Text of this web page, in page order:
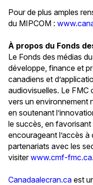
Pour de plus amples
du MIPCOM :
À propos du Fonds
Le Fonds des médias
développe, finance et
canadiens et
audiovisuelles. Le FMC
vers un environnement
en soutenant
le succès, en
encourageant l’accès
partenariats avec les
visiterwww.cmf-fmc.ca.
Canadaalecran.ca est